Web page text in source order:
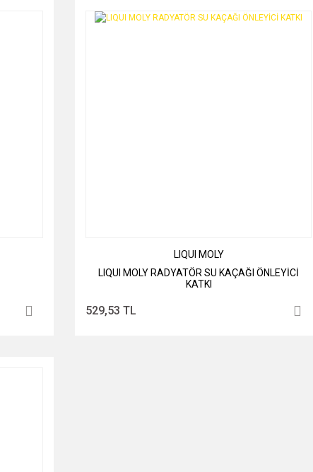
LIQUI MOLY
LIQUI MOLY RADYATÖR SU KAÇAĞI ÖNLEYİCİ
KATKI
529,53 TL